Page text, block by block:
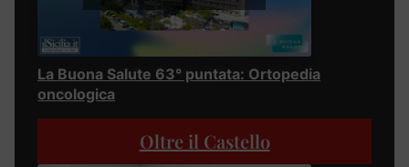
La Buona Salute 63° puntata: Ortopedia
oncologica
Oltre il Castello